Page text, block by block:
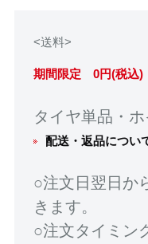
<送料>
期間限定 0円(税込)
タイヤ単品・
配送・返品につい
○注文日翌日か
きます。
○注文タイミン